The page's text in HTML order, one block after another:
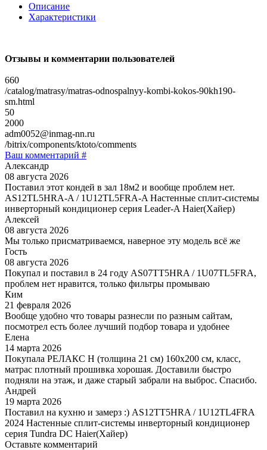
Описание
Характеристики
Отзывы и комментарии пользователей
660
/catalog/matrasy/matras-odnospalnyy-kombi-kokos-90kh190-
sm.html
50
2000
adm0052@inmag-nn.ru
/bitrix/components/ktoto/comments
Ваш комментарий #
Александр
08 августа 2026
Поставил этот кондей в зал 18м2 и вообще проблем нет.
AS12TL5HRA-A / 1U12TL5FRA-A Настенные сплит-системы
инверторный кондиционер серия Leader-A Haier(Хайер)
Алексей
08 августа 2026
Мы только присматриваемся, наверное эту модель всё же
Гость
08 августа 2026
Покупал и поставил в 24 году AS07TT5HRA / 1U07TL5FRA,
проблем нет нравится, только фильтры промываю
Ким
21 февраля 2026
Вообще удобно что товары разнесли по разным сайтам,
посмотрел есть более лучший подбор товара и удобнее
Елена
14 марта 2026
Покупала РЕЛАКС Н (толщина 21 см) 160х200 см, класс,
матрас плотный прошивка хорошая. Доставили быстро
подняли на этаж, и даже старый забрали на выброс. Спасибо.
Андрей
19 марта 2026
Поставил на кухню и замерз :) AS12TT5HRA / 1U12TL4FRA
2024 Настенные сплит-системы инверторный кондиционер
серия Tundra DC Haier(Хайер)
Оставьте комментарий